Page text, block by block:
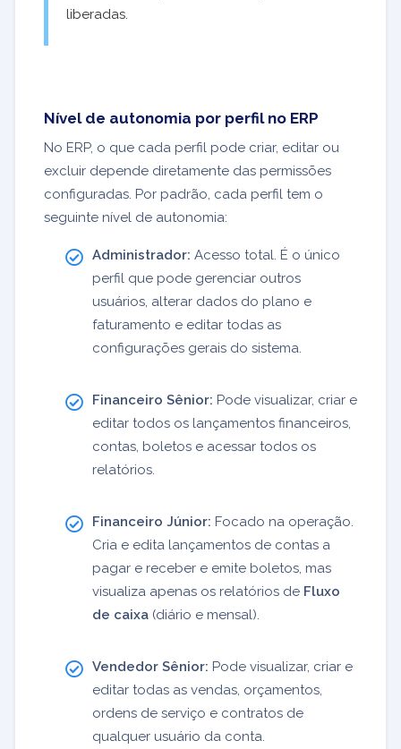
liberadas.
Nível de autonomia por perfil no ERP
No ERP, o que cada perfil pode criar, editar ou
excluir depende diretamente das permissões
configuradas. Por padrão, cada perfil tem o
seguinte nível de autonomia:
Administrador: Acesso total. É o único
perfil que pode gerenciar outros
usuários, alterar dados do plano e
faturamento e editar todas as
configurações gerais do sistema.
Financeiro Sênior: Pode visualizar, criar e
editar todos os lançamentos financeiros,
contas, boletos e acessar todos os
relatórios.
Financeiro Júnior: Focado na operação.
Cria e edita lançamentos de contas a
pagar e receber e emite boletos, mas
visualiza apenas os relatórios de Fluxo
de caixa (diário e mensal).
Vendedor Sênior: Pode visualizar, criar e
editar todas as vendas, orçamentos,
ordens de serviço e contratos de
qualquer usuário da conta.